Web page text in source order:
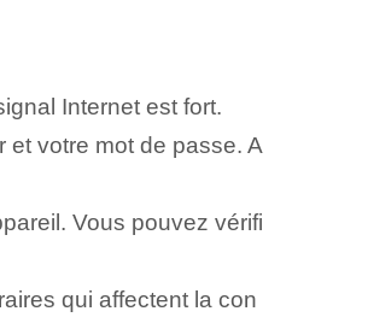
Internet est fort.
votre mot de passe. A
Vous pouvez vérifi
qui affectent la con